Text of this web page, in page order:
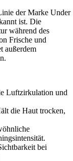
der Marke Under
ist. Die
während des
Frische und
außerdem
Luftzirkulation und
die Haut trocken,
bei